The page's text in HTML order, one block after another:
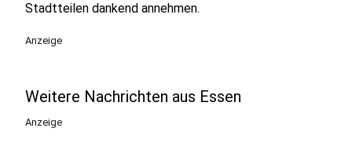
Stadtteilen dankend annehmen.
Anzeige
Weitere Nachrichten aus Essen
Anzeige